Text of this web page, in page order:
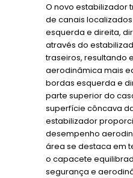
O novo estabilizador
de canais
esquerda e direita,
através do
traseiros, resultando
aerodinâmica mais
bordas esquerda e
parte superior do
superfície côncava
estabilizador
desempenho
área se destaca em
o capacete
segurança e